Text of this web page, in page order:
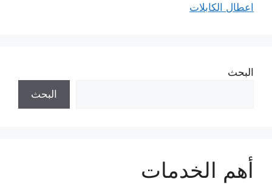
اعطال الكابلات
البحث
البحث
أهم الخدمات